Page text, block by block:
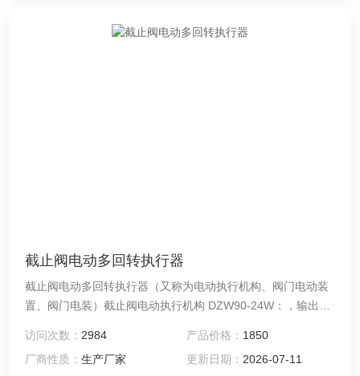
截止阀电动多回转执行器
截止阀电动多回转执行器（又称为电动执行机构、阀门电动装
置、阀门电装）截止阀电动执行机构 DZW90-24W：，输出扭
2.22KW，防护等级IP55,需外配控制箱控制。
访问次数： 2984 产品价格： 1850
厂商性质：生产厂家 更新日期： 2026-07-11